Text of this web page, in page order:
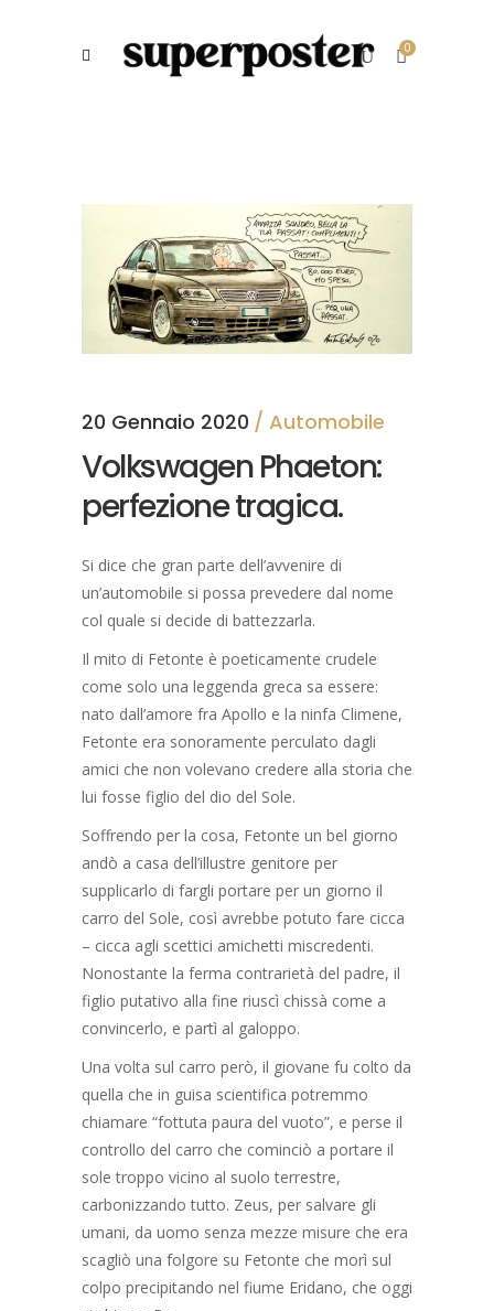
0
20 Gennaio 2020 Automobile
Volkswagen Phaeton:
perfezione tragica.
Si dice che gran parte dell’avvenire di
un’automobile si possa prevedere dal nome
col quale si decide di battezzarla.
Il mito di Fetonte è poeticamente crudele
come solo una leggenda greca sa essere:
nato dall’amore fra Apollo e la ninfa Climene,
Fetonte era sonoramente perculato dagli
amici che non volevano credere alla storia che
lui fosse figlio del dio del Sole.
Soffrendo per la cosa, Fetonte un bel giorno
andò a casa dell’illustre genitore per
supplicarlo di fargli portare per un giorno il
carro del Sole, così avrebbe potuto fare cicca
– cicca agli scettici amichetti miscredenti.
Nonostante la ferma contrarietà del padre, il
figlio putativo alla fine riuscì chissà come a
convincerlo, e partì al galoppo.
Una volta sul carro però, il giovane fu colto da
quella che in guisa scientifica potremmo
chiamare “fottuta paura del vuoto”, e perse il
controllo del carro che cominciò a portare il
sole troppo vicino al suolo terrestre,
carbonizzando tutto. Zeus, per salvare gli
umani, da uomo senza mezze misure che era
scagliò una folgore su Fetonte che morì sul
colpo precipitando nel fiume Eridano, che oggi